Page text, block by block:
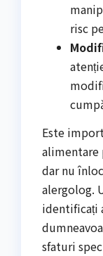
risc
Este
alimentare
dar nu
alergolog.
identificați
sfaturi